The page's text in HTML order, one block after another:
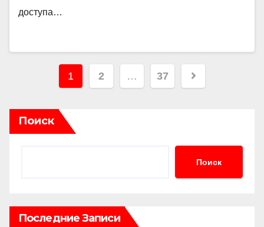
доступа…
Пагинация
1 2 … 37
Поиск
Поиск
Последние Записи